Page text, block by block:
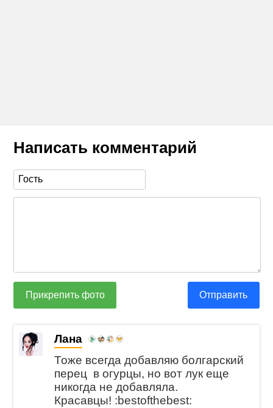
Написать комментарий
Прикрепить фото Отправить
Лана
Тоже всегда добавляю болгарский
перец в огурцы, но вот лук еще
никогда не добавляла.
Красавцы! :bestofthebest: